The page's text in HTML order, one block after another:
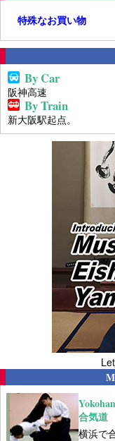
特殊なお買い物
By Car
阪神高速
By Train
新大阪駅起点。
合気道
横浜で